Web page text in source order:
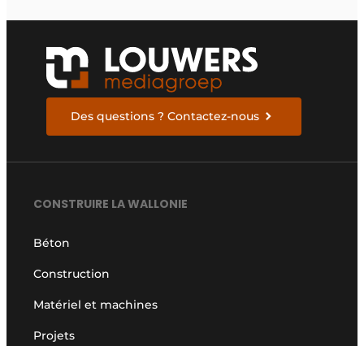
Des questions ? Contactez-nous
CONSTRUIRE LA WALLONIE
Béton
Construction
Matériel et machines
Projets